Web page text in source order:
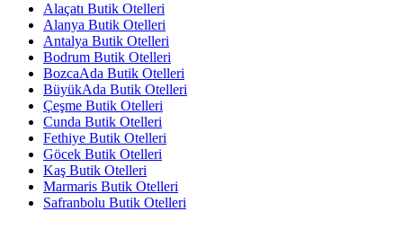
Alaçatı Butik Otelleri
Alanya Butik Otelleri
Antalya Butik Otelleri
Bodrum Butik Otelleri
BozcaAda Butik Otelleri
BüyükAda Butik Otelleri
Çeşme Butik Otelleri
Cunda Butik Otelleri
Fethiye Butik Otelleri
Göcek Butik Otelleri
Kaş Butik Otelleri
Marmaris Butik Otelleri
Safranbolu Butik Otelleri